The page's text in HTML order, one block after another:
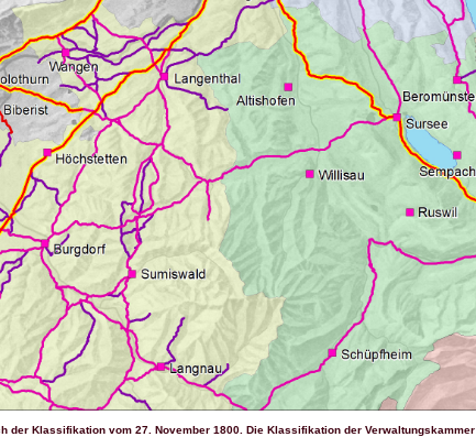
der Klassifikation vom 27. November 1800. Die Klassifikation der Verwaltungskammer